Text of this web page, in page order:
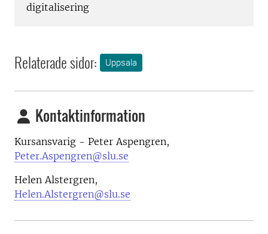
digitalisering
Relaterade sidor: Uppsala
Kontaktinformation
Kursansvarig - Peter Aspengren,
Peter.Aspengren@slu.se
Helen Alstergren,
Helen.Alstergren@slu.se